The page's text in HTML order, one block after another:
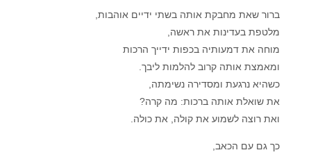
ברור שאת מחבקת אותה בשתי ידיים אוהבות,
מלטפת בעדינות את ראשה,
מוחה את דמעותיה בכפות ידייך הרכות
ומאמצת אותה קרוב להלמות ליבך.
כשהיא נרגעת ומסדירה נשימתה,
את שואלת אותה ברכות: מה קרה?
ואת רוצה לשמוע את קולה, את כולה.
כך גם עם הכאב,